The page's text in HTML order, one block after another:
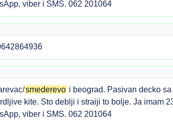
viber i SMS. 062 201064
smederevo i beograd. Pasivan decko
kite. Sto deblji i straiji to bolje. Ja imam
viber i SMS. 062 201064